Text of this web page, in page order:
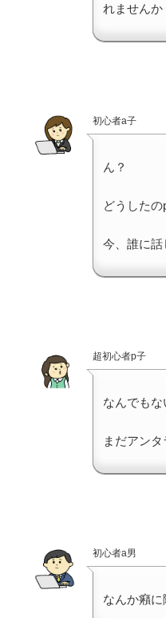
れませんか
初心者a子
ん？
どうしたの
今、誰に話
超初心者p子
なんでもな
まだアン
初心者a男
なんか癪に